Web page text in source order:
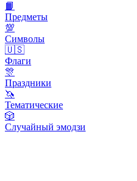
📙
Предметы
💯
Символы
🇺🇸
Флаги
🎊
Праздники
🦄
Тематические
🎲
Случайный эмодзи